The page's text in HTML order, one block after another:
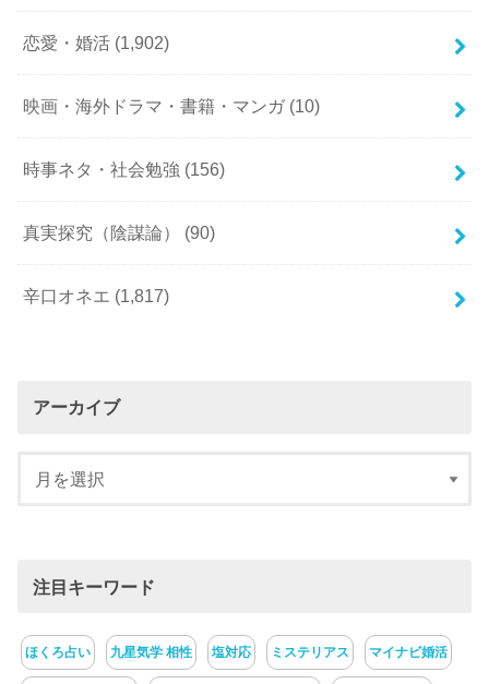
恋愛・婚活 (1,902)
映画・海外ドラマ・書籍・マンガ (10)
時事ネタ・社会勉強 (156)
真実探究（陰謀論） (90)
辛口オネエ (1,817)
アーカイブ
注目キーワード
ほくろ占い 九星気学 相性 塩対応 ミステリアス マイナビ婚活